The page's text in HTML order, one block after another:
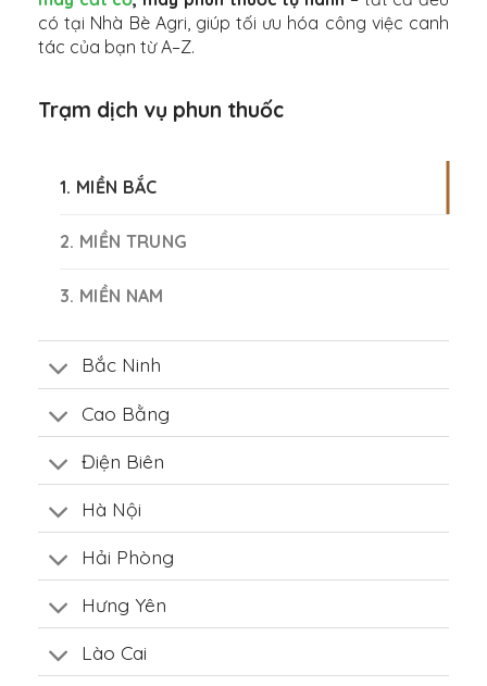
có tại Nhà Bè Agri, giúp tối ưu hóa công việc canh
tác của bạn từ A–Z.
Trạm dịch vụ phun thuốc
1. MIỀN BẮC
2. MIỀN TRUNG
3. MIỀN NAM
Bắc Ninh
Cao Bằng
Điện Biên
Hà Nội
Hải Phòng
Hưng Yên
Lào Cai